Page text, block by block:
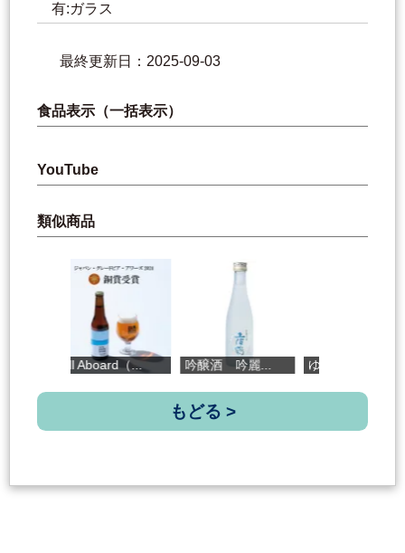
有:ガラス
最終更新日：2025-09-03
食品表示（一括表示）
YouTube
類似商品
All Aboard（... 吟醸酒 吟麗... ゆずジンジャ...
もどる >